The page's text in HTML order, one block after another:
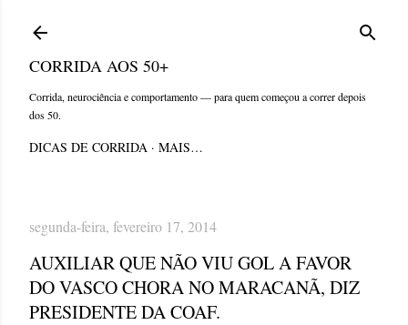
CORRIDA AOS 50+
Corrida, neurociência e comportamento — para quem começou a correr depois
dos 50.
DICAS DE CORRIDA MAIS…
segunda-feira, fevereiro 17, 2014
AUXILIAR QUE NÃO VIU GOL A FAVOR
DO VASCO CHORA NO MARACANÃ, DIZ
PRESIDENTE DA COAF.